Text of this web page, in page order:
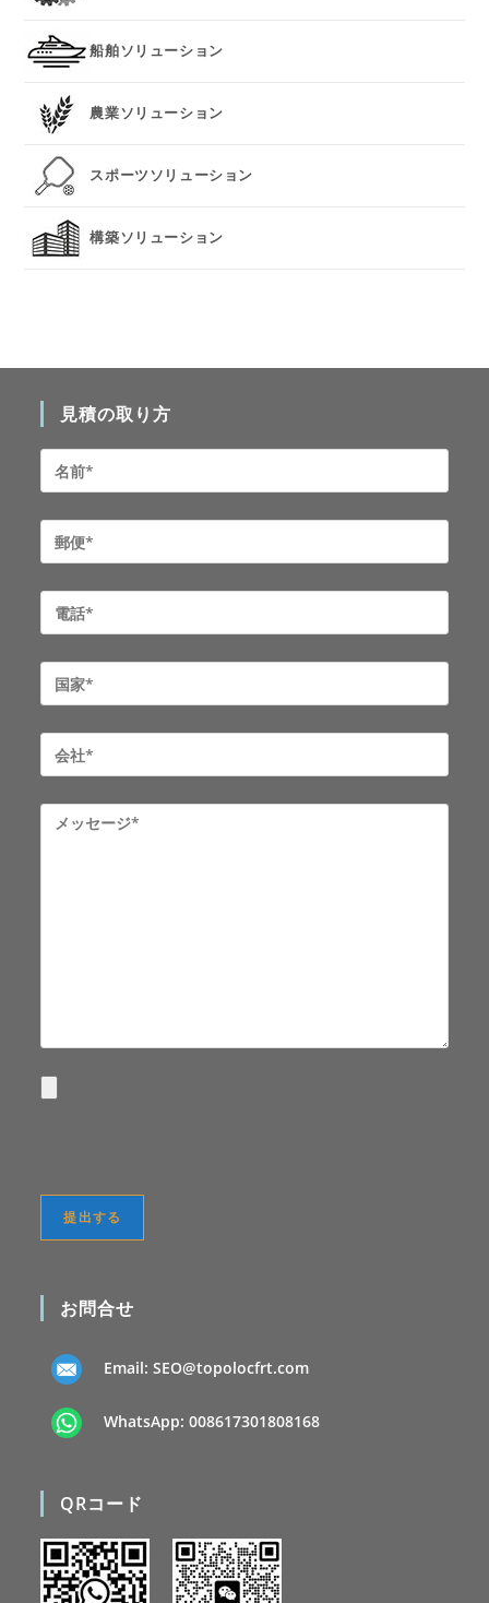
船舶ソリューション
農業ソリューション
スポーツソリューション
構築ソリューション
見積の取り方
お問合せ
Email:SEO@topolocfrt.com
WhatsApp:008617301808168
QRコード